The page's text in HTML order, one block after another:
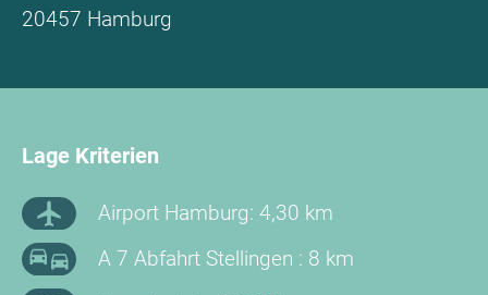
20457 Hamburg
Lage Kriterien
Airport Hamburg: 4,30 km
A 7 Abfahrt Stellingen : 8 km